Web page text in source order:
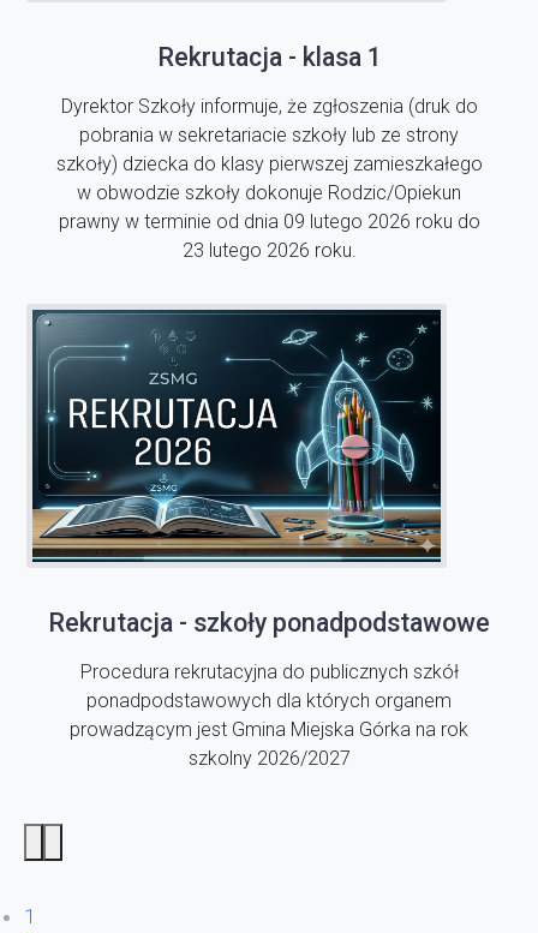
Rekrutacja - klasa 1
Dyrektor Szkoły informuje, że zgłoszenia (druk do
pobrania w sekretariacie szkoły lub ze strony
szkoły) dziecka do klasy pierwszej zamieszkałego
w obwodzie szkoły dokonuje Rodzic/Opiekun
prawny w terminie od dnia 09 lutego 2026 roku do
23 lutego 2026 roku.
Rekrutacja - szkoły ponadpodstawowe
Procedura rekrutacyjna do publicznych szkół
ponadpodstawowych dla których organem
prowadzącym jest Gmina Miejska Górka na rok
szkolny 2026/2027
1